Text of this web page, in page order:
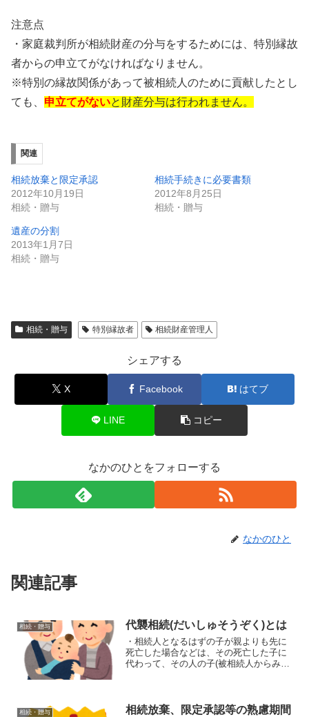
注意点
・家庭裁判所が相続財産の分与をするためには、特別縁故
者からの申立てがなければなりません。
※特別の縁故関係があって被相続人のために貢献したとし
ても、 申立てがないと財産分与は行われません。
関連
相続放棄と限定承認
2012年10月19日
相続・贈与
相続手続きに必要書類
2012年8月25日
相続・贈与
遺産の分割
2013年1月7日
相続・贈与
相続・贈与 特別縁故者 相続財産管理人
シェアする
X Facebook はてブ
LINE コピー
なかのひとをフォローする
なかのひと
関連記事
相続・贈与 代襲相続(だいしゅそうぞく)とは
・相続人となるはずの子が親よりも先に
死亡した場合などは、その死亡した子に
代わって、その人の子(被相続人からみた
相続は、もともと...
相続・贈与
相続放棄、限定承認等の熟慮期間